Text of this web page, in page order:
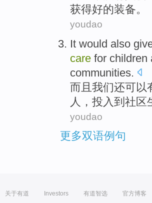
获得好的装备。
youdao
It would also
care for children
communities.
而且 我们还可以
人 ， 投入到社区
youdao
更多双语例句
关于有道 Investors 有道智选 官方博客